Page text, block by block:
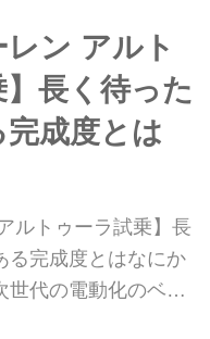
レン アルト
】長く待った
成度とは
ルトゥーラ試乗】長
る完成度とはなにか
世代の電動化のベン